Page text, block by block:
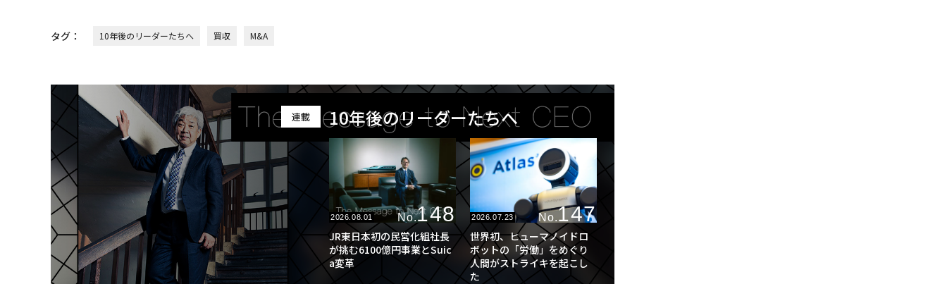
タグ： 10年後のリーダーたちへ 買収 M&A
連載 10年後のリーダーたちへ
2026.08.01 No.148
JR東日本初の民営化組社長
が挑む6100億円事業とSuic
a変革
2026.07.23 No.147
世界初、ヒューマノイドロ
ボットの「労働」をめぐり
人間がストライキを起こし
た